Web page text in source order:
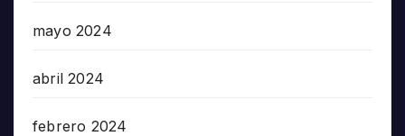
mayo 2024
abril 2024
febrero 2024